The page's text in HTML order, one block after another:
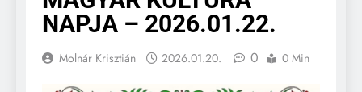
NAPJA – 2026.01.22.
Molnár Krisztián 2026.01.20. 0 0 Min